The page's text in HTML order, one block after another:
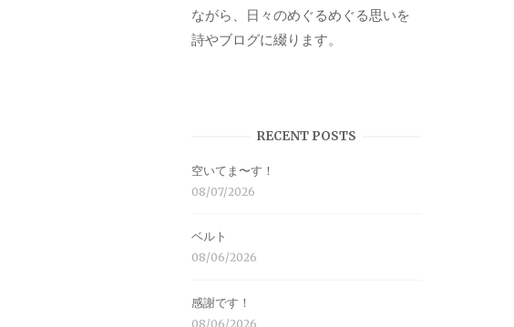
ながら、日々のめぐるめぐる思いを
詩やブログに綴ります。
RECENT POSTS
空いてま〜す！
08/07/2026
ベルト
08/06/2026
感謝です！
08/06/2026